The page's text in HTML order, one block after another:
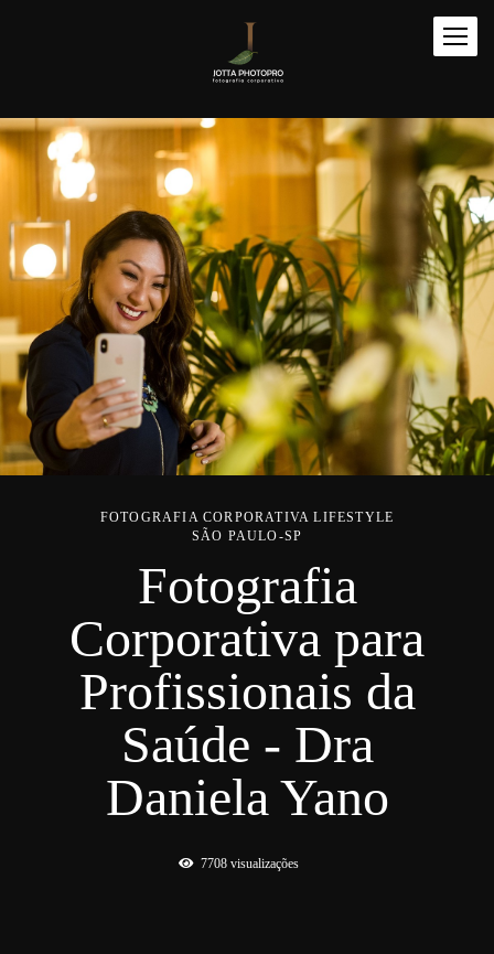
FOTOGRAFIA CORPORATIVA LIFESTYLE
SÃO PAULO-SP
Fotografia
Corporativa para
Profissionais da
Saúde - Dra
Daniela Yano
7708 visualizações